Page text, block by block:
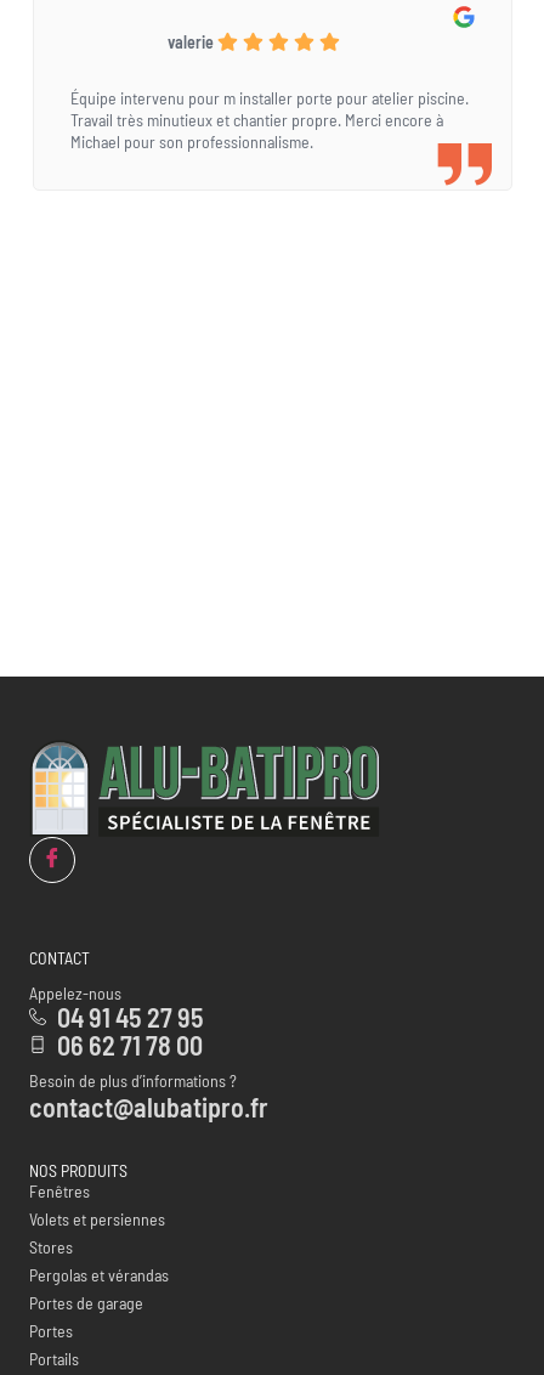
valerie
Équipe intervenu pour m installer porte pour atelier piscine.
Travail très minutieux et chantier propre. Merci encore à
Michael pour son professionnalisme.
CONTACT
Appelez-nous
04 91 45 27 95
06 62 71 78 00
Besoin de plus d’informations ?
contact@alubatipro.fr
NOS PRODUITS
Fenêtres
Volets et persiennes
Stores
Pergolas et vérandas
Portes de garage
Portes
Portails